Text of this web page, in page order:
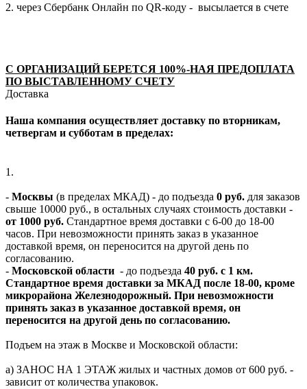
2. через Сбербанк Онлайн по QR-коду - высылается в счете
С ОРГАНИЗАЦИЙ БЕРЕТСЯ 100%-НАЯ ПРЕДОПЛАТА
ПО ВЫСТАВЛЕННОМУ СЧЕТУ
Доставка
Наша компания осуществляет доставку по вторникам,
четвергам и субботам в пределах:
1.
- Москвы (в пределах МКАД) - до подъезда 0 руб. для заказов
свыше 10000 руб., в остальных случаях стоимость доставки -
от 1000 руб. Стандартное время доставки с 6-00 до 18-00
часов. При невозможности принять заказ в указанное
доставкой время, он переносится на другой день по
согласованию.
- Московской области - до подъезда 40 руб. с 1 км.
Стандартное время доставки за МКАД после 18-00, кроме
микрорайона Железнодорожный. При невозможности
принять заказ в указанное доставкой время, он
переносится на другой день по согласованию.
Подъем на этаж в Москве и Московской области:
а) ЗАНОС НА 1 ЭТАЖ жилых и частных домов от 600 руб. -
зависит от количества упаковок.